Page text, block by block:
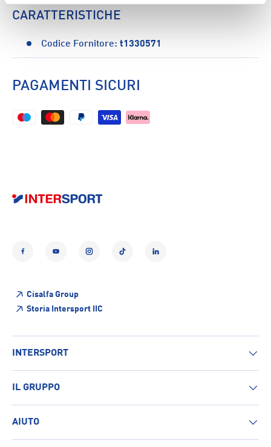
CARATTERISTICHE
Codice Fornitore: t1330571
PAGAMENTI SICURI
YouTubeInstagramTikTok LinkedIn
Cisalfa Group
Storia Intersport IIC
INTERSPORT
IL GRUPPO
AIUTO